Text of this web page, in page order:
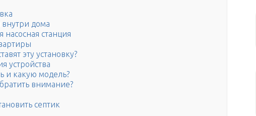
дома
насосная станция
эту установку?
устройства
и какую модель?
внимание?
септик